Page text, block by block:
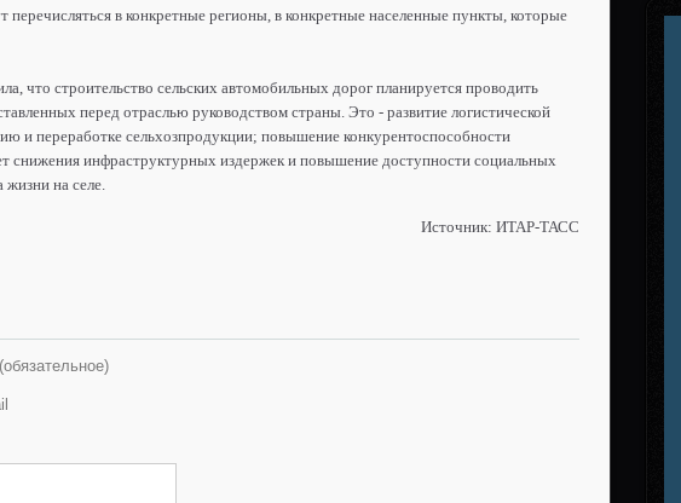
перечисляться в конкретные регионы, в конкретные населенные пункты, которые
что строительство сельских автомобильных дорог планируется проводить
перед отраслью руководством страны. Это - развитие логистической
и переработке сельхозпродукции; повышение конкурентоспособности
снижения инфраструктурных издержек и повышение доступности социальных
жизни на селе.
Источник: ИТАР-ТАСС